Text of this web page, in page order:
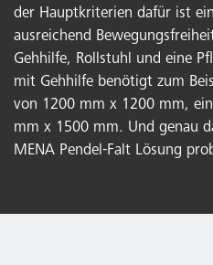
der Hauptkriterien dafür ist
ausreichend
Gehhilfe, Rollstuhl und eine
mit Gehhilfe benötigt zum
von 1200 mm x 1200 mm,
mm x 1500 mm. Und genau
MENA Pendel-Falt Lösung